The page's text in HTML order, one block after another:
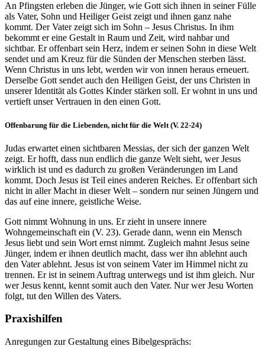
An Pfingsten erleben die Jünger, wie Gott sich ihnen in seiner Fülle
als Vater, Sohn und Heiliger Geist zeigt und ihnen ganz nahe
kommt. Der Vater zeigt sich im Sohn – Jesus Christus. In ihm
bekommt er eine Gestalt in Raum und Zeit, wird nahbar und
sichtbar. Er offenbart sein Herz, indem er seinen Sohn in diese Welt
sendet und am Kreuz für die Sünden der Menschen sterben lässt.
Wenn Christus in uns lebt, werden wir von innen heraus erneuert.
Derselbe Gott sendet auch den Heiligen Geist, der uns Christen in
unserer Identität als Gottes Kinder stärken soll. Er wohnt in uns und
vertieft unser Vertrauen in den einen Gott.
Offenbarung für die Liebenden, nicht für die Welt (V. 22-24)
Judas erwartet einen sichtbaren Messias, der sich der ganzen Welt
zeigt. Er hofft, dass nun endlich die ganze Welt sieht, wer Jesus
wirklich ist und es dadurch zu großen Veränderungen im Land
kommt. Doch Jesus ist Teil eines anderen Reiches. Er offenbart sich
nicht in aller Macht in dieser Welt – sondern nur seinen Jüngern und
das auf eine innere, geistliche Weise.
Gott nimmt Wohnung in uns. Er zieht in unsere innere
Wohngemeinschaft ein (V. 23). Gerade dann, wenn ein Mensch
Jesus liebt und sein Wort ernst nimmt. Zugleich mahnt Jesus seine
Jünger, indem er ihnen deutlich macht, dass wer ihn ablehnt auch
den Vater ablehnt. Jesus ist von seinem Vater im Himmel nicht zu
trennen. Er ist in seinem Auftrag unterwegs und ist ihm gleich. Nur
wer Jesus kennt, kennt somit auch den Vater. Nur wer Jesu Worten
folgt, tut den Willen des Vaters.
Praxishilfen
Anregungen zur Gestaltung eines Bibelgesprächs: